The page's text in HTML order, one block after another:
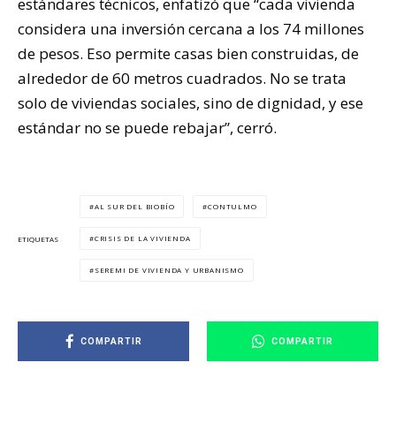
estándares técnicos, enfatizó que “cada vivienda
considera una inversión cercana a los 74 millones
de pesos. Eso permite casas bien construidas, de
alrededor de 60 metros cuadrados. No se trata
solo de viviendas sociales, sino de dignidad, y ese
estándar no se puede rebajar”, cerró.
ETIQUETAS
AL SUR DEL BIOBÍO CONTULMO
CRISIS DE LA VIVIENDA
SEREMI DE VIVIENDA Y URBANISMO
COMPARTIR COMPARTIR